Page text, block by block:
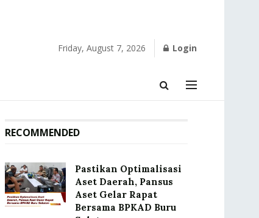
Friday, August 7, 2026 Login
RECOMMENDED
Pastikan Optimalisasi
Aset Daerah, Pansus
Aset Gelar Rapat
Bersama BPKAD Buru